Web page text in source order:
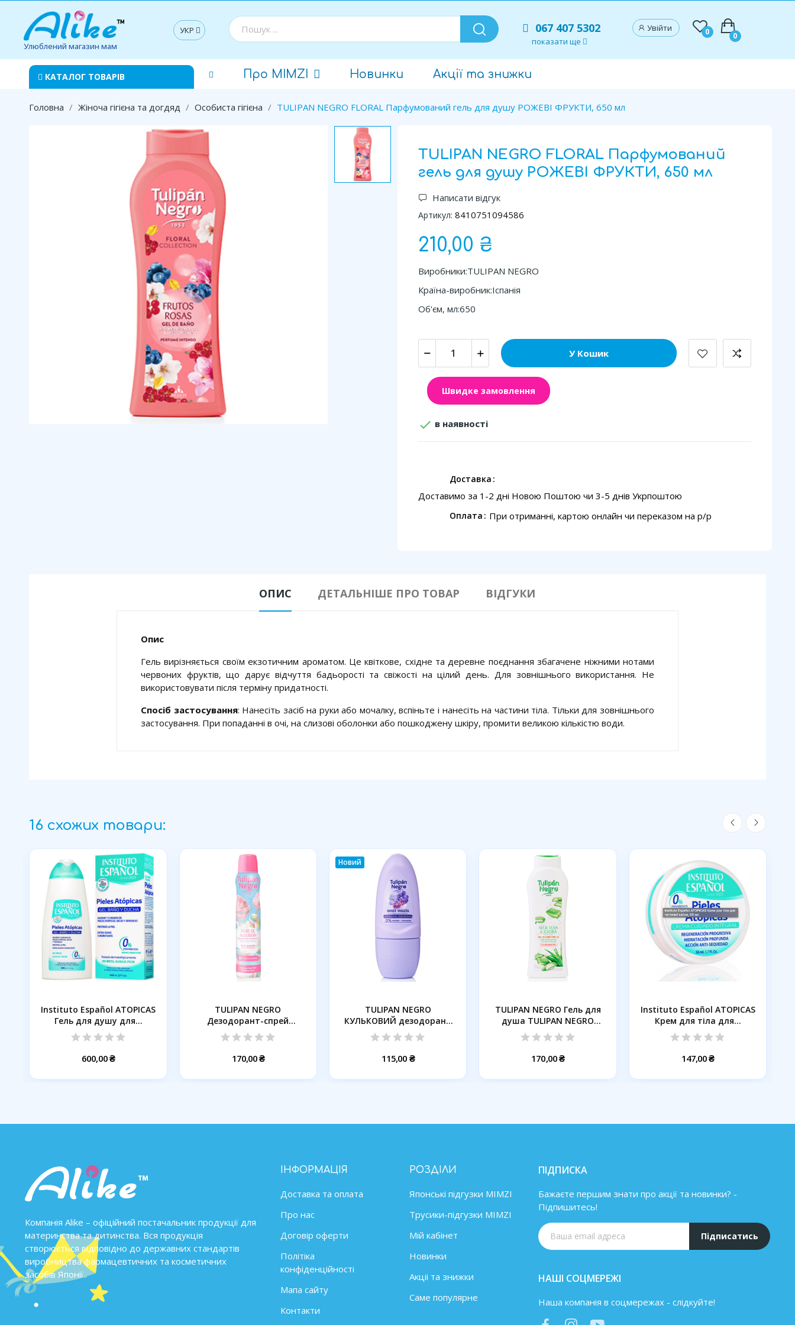
Улюблений магазин мам
УКР 067 407 5302
показати ще
Увійти 0 0
КАТАЛОГ ТОВАРІВ Про MIMZI Новинки Акції та знижки
Головна Жіноча гігієна та догдяд Особиста гігієна TULIPAN NEGRO FLORAL Парфумований гель для душу РОЖЕВІ ФРУКТИ, 650 мл
TULIPAN NEGRO FLORAL Парфумований
гель для душу РОЖЕВІ ФРУКТИ, 650 мл
Написати відгук
Артикул: 8410751094586
210,00 ₴
Виробники:TULIPAN NEGRO
Країна-виробник:Іспанія
Об'єм, мл:650
У Кошик
Швидке замовлення
 в наявності
Доставка
Доставимо за 1-2 дні Новою Поштою чи 3-5 днів Укрпоштою
Оплата При отриманні, картою онлайн чи переказом на p/p
ОПИС ДЕТАЛЬНІШЕ ПРО ТОВАР ВІДГУКИ
Опис
Гель вирізняється своїм екзотичним ароматом. Це квіткове, східне та деревне поєднання збагачене ніжними нотами
червоних фруктів, що дарує відчуття бадьорості та свіжості на цілий день. Для зовнішнього використання. Не
використовувати після терміну придатності.
Спосіб застосування: Нанесіть засіб на руки або мочалку, вспіньте і нанесіть на частини тіла. Тільки для зовнішнього
застосування. При попаданні в очі, на слизові оболонки або пошкоджену шкіру, промити великою кількістю води.
16 схожих товари:
Instituto Español ATOPICAS
Гель для душу для...
600,00 ₴
TULIPAN NEGRO
Дезодорант-спрей
Бавовняна хмара,...
170,00 ₴
Новий
TULIPAN NEGRO
КУЛЬКОВИЙ дезодорант
СОЛОДКА...
115,00 ₴
TULIPAN NEGRO Гель для
душа TULIPAN NEGRO
Алое...
170,00 ₴
Instituto Español ATOPICAS
Крем для тіла для...
147,00 ₴
Компанія Alike – офіційний постачальник продукції для
материнства та дитинства. Вся продукція
створюється відповідно до державних стандартів
виробництва фармацевтичних та косметичних
засобів Японії..
ІНФОРМАЦІЯ
Доставка та оплата
Про нас
Договір оферти
Політіка
конфіденційності
Мапа сайту
Контакти
РОЗДІЛИ
Японські підгузки MIMZІ
Трусики-підгузки MIMZI
Мій кабінет
Новинки
Акціі та знижки
Саме популярне
ПІДПИСКА
Бажаєте першим знати про акції та новинки? -
Підпишитесь!
Підписатись
НАШІ СОЦМЕРЕЖІ
Наша компанія в соцмережах - слідкуйте!